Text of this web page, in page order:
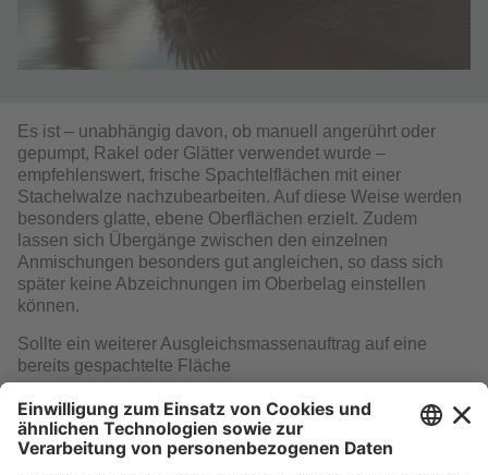
Es ist – unabhängig davon, ob manuell angerührt oder
gepumpt, Rakel oder Glätter verwendet wurde –
empfehlenswert, frische Spachtelflächen mit einer
Stachelwalze nachzubearbeiten. Auf diese Weise werden
besonders glatte, ebene Oberflächen erzielt. Zudem
lassen sich Übergänge zwischen den einzelnen
Anmischungen besonders gut angleichen, so dass sich
später keine Abzeichnungen im Oberbelag einstellen
können.
Sollte ein weiterer Ausgleichsmassenauftrag auf eine
bereits gespachtelte Fläche
erforderlich sein, ist zunächst die Trocknung der ersten
Schicht abzuwarten.
Die optimale Verbindung der Schichten untereinander wird